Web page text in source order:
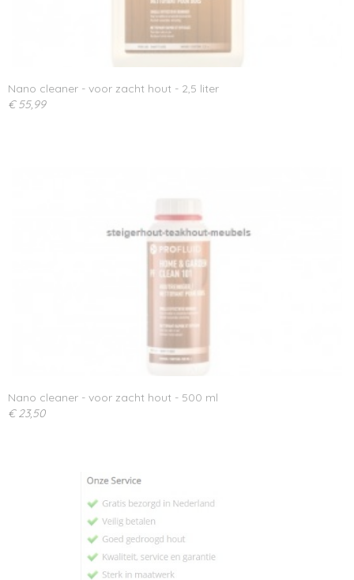
Nano cleaner - voor zacht hout - 2,5 liter
€ 55,99
Nano cleaner - voor zacht hout - 500 ml
€ 23,50